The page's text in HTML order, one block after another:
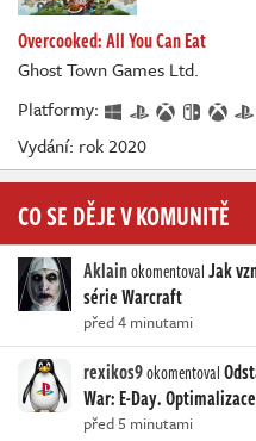
Overcooked: All You Can Eat
Ghost Town Games Ltd.
Platformy:
Vydání: rok 2020
CO SE DĚJE V KOMUNITĚ
AklainokomentovalJak
série Warcraft
před 4 minutami
rexikos9okomentoval
War: E-Day.
před 5 minutami